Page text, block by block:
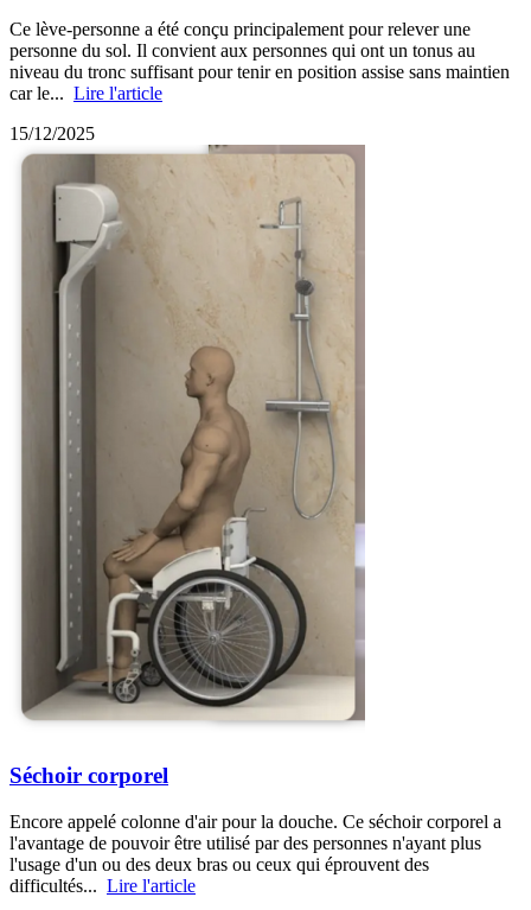
Ce lève-personne a été conçu principalement pour relever une
personne du sol. Il convient aux personnes qui ont un tonus au
niveau du tronc suffisant pour tenir en position assise sans maintien
car le... Lire l'article
15/12/2025
Séchoir corporel
Encore appelé colonne d'air pour la douche. Ce séchoir corporel a
l'avantage de pouvoir être utilisé par des personnes n'ayant plus
l'usage d'un ou des deux bras ou ceux qui éprouvent des
difficultés... Lire l'article